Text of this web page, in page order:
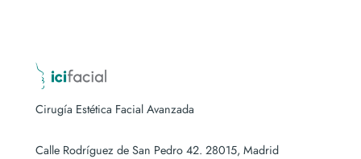
Cirugía Estética Facial Avanzada
Calle Rodríguez de San Pedro 42. 28015, Madrid